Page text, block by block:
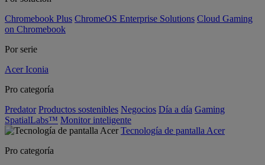
Chromebook Plus ChromeOS Enterprise Solutions Cloud Gaming
on Chromebook
Por serie
Acer Iconia
Pro categoría
Predator Productos sostenibles Negocios Día a día Gaming
SpatialLabs™ Monitor inteligente
Tecnología de pantalla Acer
Pro categoría